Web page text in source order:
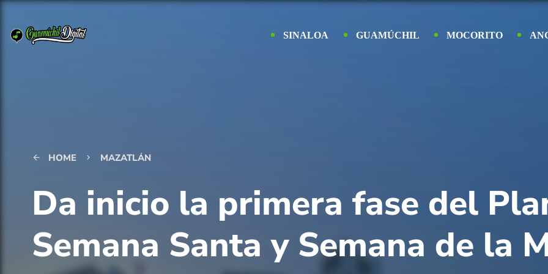
SINALOA GUAMÚCHIL MOCORITO
arrow_back HOME keyboard_arrow_right MAZATLÁN
Da inicio la primera fase del
Semana Santa y Semana de la